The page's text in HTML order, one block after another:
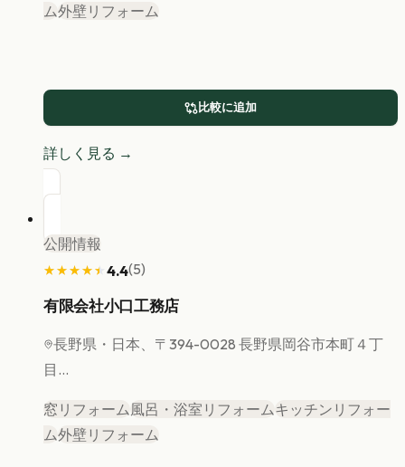
ム外壁リフォーム
比較に追加
詳しく見る →
公開情報
★★★★★
★★★★★ 4.4(5)
有限会社小口工務店
長野県 ・日本、〒394-0028 長野県岡谷市本町４丁
目...
窓リフォーム 風呂・浴室リフォームキッチンリフォー
ム外壁リフォーム